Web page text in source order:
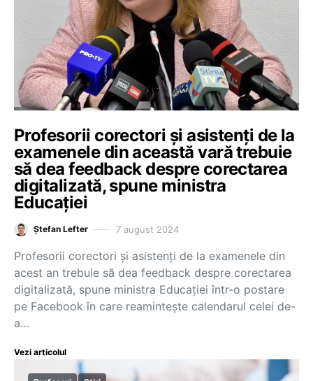
Profesorii corectori și asistenți de la
examenele din această vară trebuie
să dea feedback despre corectarea
digitalizată, spune ministra
Educației
Ștefan Lefter 7 august 2024
Profesorii corectori și asistenți de la examenele din
acest an trebuie să dea feedback despre corectarea
digitalizată, spune ministra Educației într-o postare
pe Facebook în care reamintește calendarul celei de-
a…
Vezi articolul